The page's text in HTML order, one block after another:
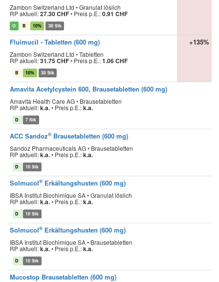
Zambon Switzerland Ltd • Granulat löslich
RP aktuell:27.30 CHF• Preis p.E.:0.91 CHF
O B 10% 30 Stk
Fluimucil - Tabletten (600 mg)
Zambon Switzerland Ltd • Tabletten
RP aktuell:31.75 CHF• Preis p.E.:1.06 CHF
B 10% 30 Stk
+135%
Amavita Acetylcystein 600, Brausetabletten (600 mg)
Amavita Health Care AG • Brausetabletten
RP aktuell:k.a.• Preis p.E.:k.a.
D 7 Stk
ACC Sandoz® Brausetabletten (600 mg)
Sandoz Pharmaceuticals AG • Brausetabletten
RP aktuell:k.a.• Preis p.E.:k.a.
D 10 Stk
Solmucol® Erkältungshusten (600 mg)
IBSA Institut Biochimique SA • Granulat löslich
RP aktuell:k.a.• Preis p.E.:k.a.
D 10 Stk
Solmucol® Erkältungshusten (600 mg)
IBSA Institut Biochimique SA • Brausetabletten
RP aktuell:k.a.• Preis p.E.:k.a.
D 10 Stk
Mucostop Brausetabletten (600 mg)